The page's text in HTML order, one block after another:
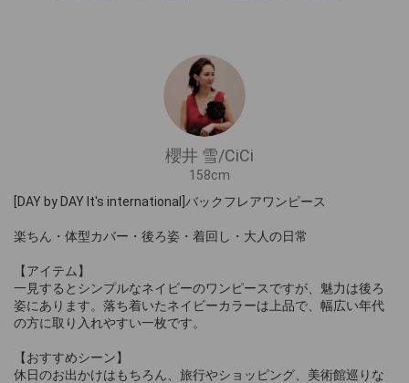
櫻井 雪/CiCi
158cm
[DAY by DAY It's international]バックフレアワンピース
楽ちん・体型カバー・後ろ姿・着回し・大人の日常
【アイテム】
一見するとシンプルなネイビーのワンピースですが、魅力は後ろ
姿にあります。落ち着いたネイビーカラーは上品で、幅広い年代
の方に取り入れやすい一枚です。
【おすすめシーン】
休日のお出かけはもちろん、旅行やショッピング、美術館巡りな